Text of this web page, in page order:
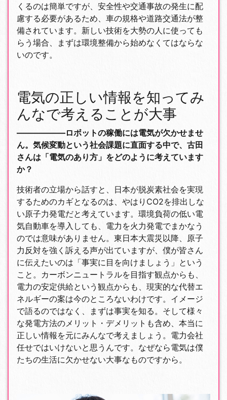
くるのは簡単ですが、安全性や交通事故の発生に配
慮する必要があるため、車の規格や道路交通法が整
備されています。新しい技術を大勢の人に使っても
らう場合、まずは環境整備から始めなくてはならな
いのです。
電気の正しい情報を知ってみ
んなで考えることが大事
――――――ロボットの稼働には電気が欠かせませ
ん。気候変動という社会課題に直面する中で、古田
さんは「電気のあり方」をどのように考えています
か？
技術者の立場から話すと、日本が脱炭素社会を実現
するためのカギとなるのは、やはりCO2を排出しな
い原子力発電だと考えています。環境負荷の低い電
気自動車を導入しても、電力を火力発電でまかなう
のでは意味がありません。東日本大震災以降、原子
力反対を強く訴える声が出ていますが、僕が皆さん
に伝えたいのは「事実に目を向けましょう」という
こと。カーボンニュートラルを目指す観点からも、
電力の安定供給という観点からも、現実的な代替エ
ネルギーの案は今のところないわけです。イメージ
で語るのではなく、まずは事実を知る。そして様々
な発電方法のメリット・デメリットも含め、本当に
正しい情報を元にみんなで考えましょう。電力会社
任せではいけないと思うんです。なぜなら電気は僕
たちの生活に欠かせない大事なものですから。